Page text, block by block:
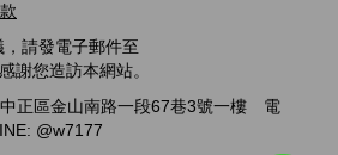
請發電子郵件至
謝您造訪本網站。
正區金山南路一段67巷3號一樓 電
@w7177